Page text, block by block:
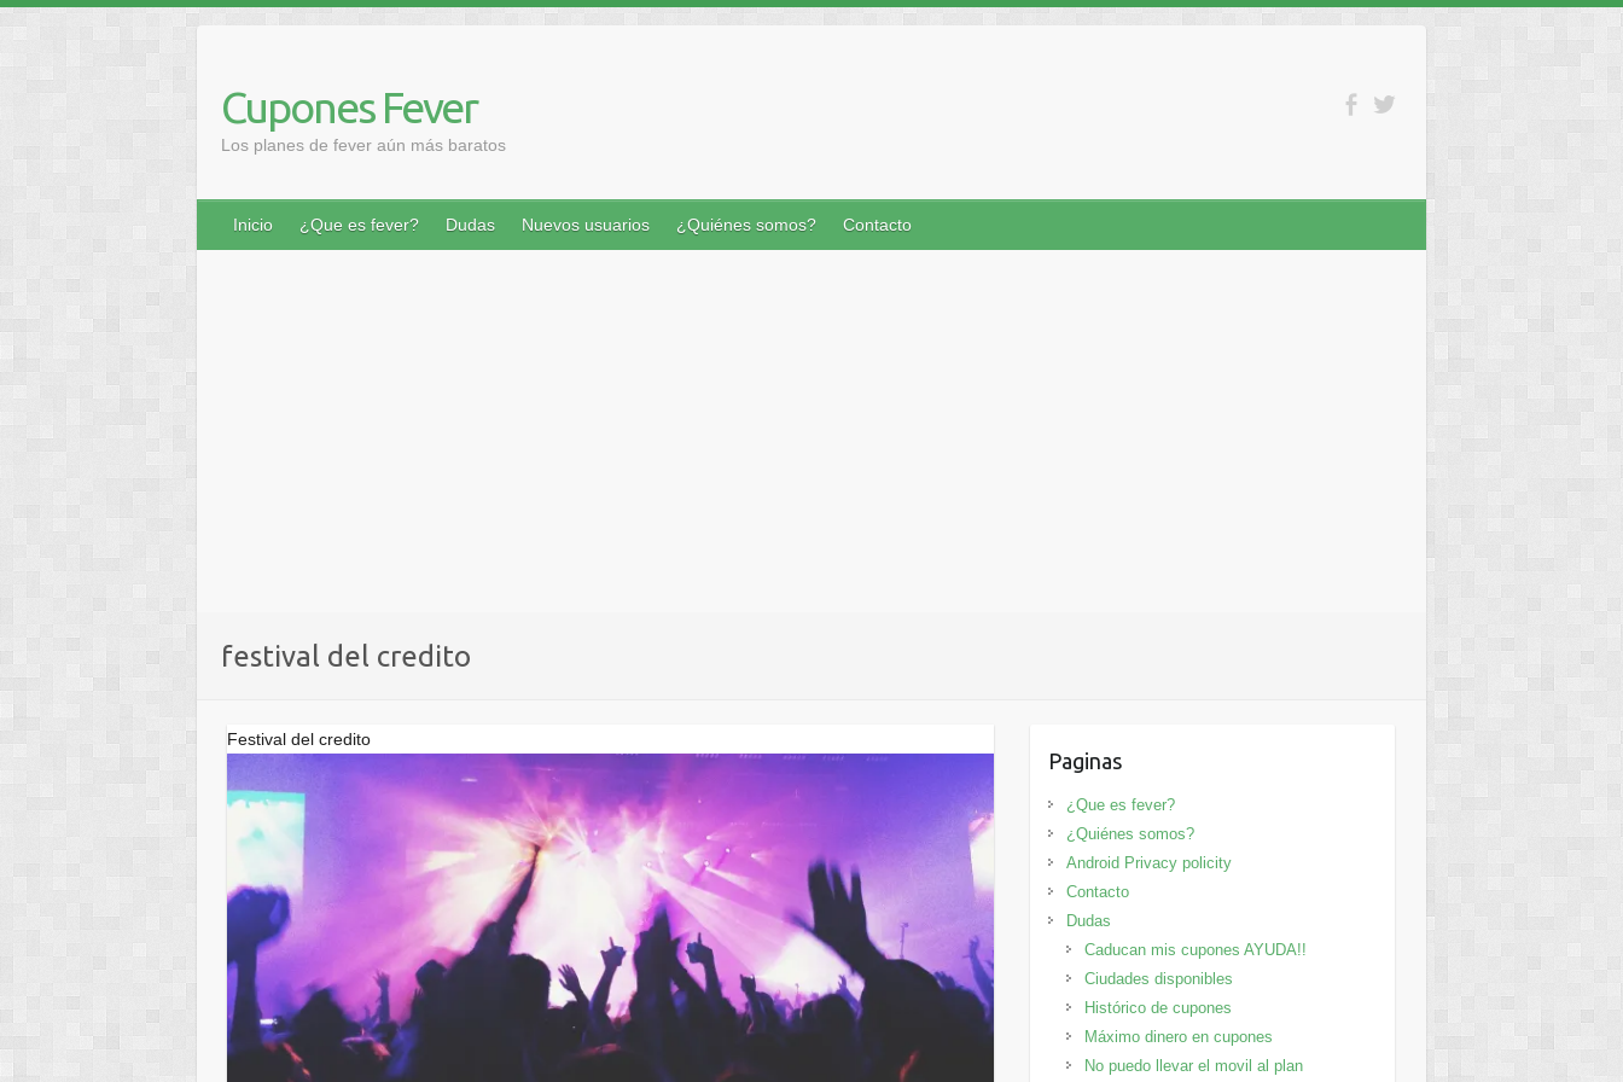
contenido
Cupones Fever
Los planes de fever aún más baratos
Inicio ¿Que es fever? Dudas Nuevos usuarios ¿Quiénes somos? Contacto
festival del credito
Festival del credito
Paginas
¿Que es fever?
¿Quiénes somos?
Android Privacy policity
Contacto
Dudas
Caducan mis cupones AYUDA!!
Ciudades disponibles
Histórico de cupones
Máximo dinero en cupones
No puedo llevar el movil al plan